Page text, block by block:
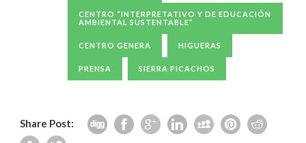
CENTRO “INTERPRETATIVO Y DE EDUCACIÓN
AMBIENTAL SUSTENTABLE”
CENTRO GENERA HIGUERAS
PRENSA SIERRA PICACHOS
Share Post: